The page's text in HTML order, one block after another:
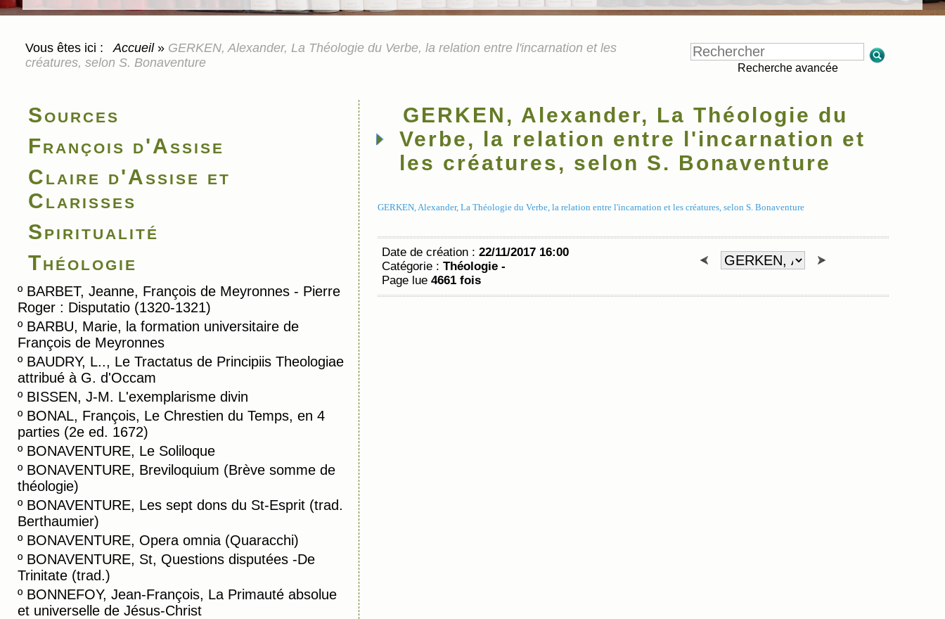
Vous êtes ici : Accueil » GERKEN, Alexander, La Théologie du Verbe, la relation entre l'incarnation et les
créatures, selon S. Bonaventure
Recherche avancée
Sources
François d'Assise
Claire d'Assise et
Clarisses
Spiritualité
Théologie
º BARBET, Jeanne, François de Meyronnes - Pierre
Roger : Disputatio (1320-1321)
º BARBU, Marie, la formation universitaire de
François de Meyronnes
º BAUDRY, L.., Le Tractatus de Principiis Theologiae
attribué à G. d'Occam
º BISSEN, J-M. L'exemplarisme divin
º BONAL, François, Le Chrestien du Temps, en 4
parties (2e ed. 1672)
º BONAVENTURE, Le Soliloque
º BONAVENTURE, Breviloquium (Brève somme de
théologie)
º BONAVENTURE, Les sept dons du St-Esprit (trad.
Berthaumier)
º BONAVENTURE, Opera omnia (Quaracchi)
º BONAVENTURE, St, Questions disputées -De
Trinitate (trad.)
º BONNEFOY, Jean-François, La Primauté absolue
et universelle de Jésus-Christ
GERKEN, Alexander, La Théologie du
Verbe, la relation entre l'incarnation et
les créatures, selon S. Bonaventure
GERKEN, Alexander, La Théologie du Verbe, la relation entre l'incarnation et les créatures, selon S. Bonaventure
Date de création : 22/11/2017 16:00
Catégorie : Théologie -
Page lue 4661 fois